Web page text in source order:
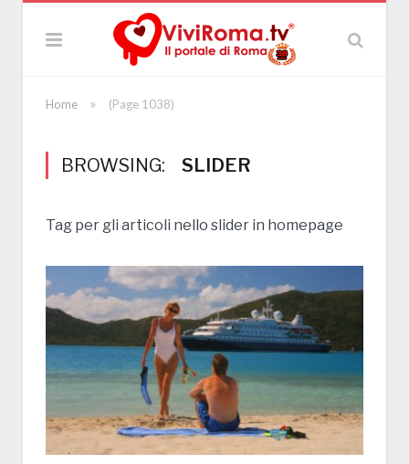
Home » (Page 1038)
BROWSING: SLIDER
Tag per gli articoli nello slider in homepage